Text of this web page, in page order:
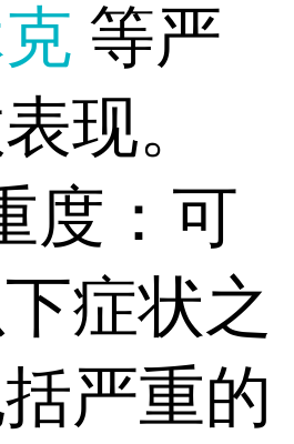
等严
现。
度：可
症状之
严重的